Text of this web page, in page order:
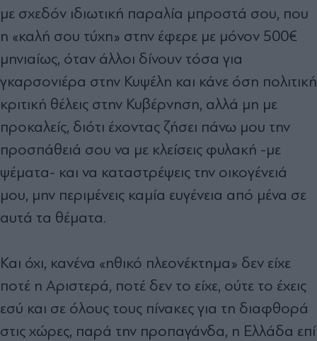
με σχεδόν ιδιωτική παραλία μπροστά σου, που
η «καλή σου τύχη» στην έφερε με μόνον 500€
μηνιαίως, όταν άλλοι δίνουν τόσα για
γκαρσονιέρα στην Κυψέλη και κάνε όση πολιτική
κριτική θέλεις στην Κυβέρνηση, αλλά μη με
προκαλείς, διότι έχοντας ζήσει πάνω μου την
προσπάθειά σου να με κλείσεις φυλακή -με
ψέματα- και να καταστρέψεις την οικογένειά
μου, μην περιμένεις καμία ευγένεια από μένα σε
αυτά τα θέματα.
Και όχι, κανένα «ηθικό πλεονέκτημα» δεν είχε
ποτέ η Αριστερά, ποτέ δεν το είχε, ούτε το έχεις
εσύ και σε όλους τους πίνακες για τη διαφθορά
στις χώρες, παρά την προπαγάνδα, η Ελλάδα επί